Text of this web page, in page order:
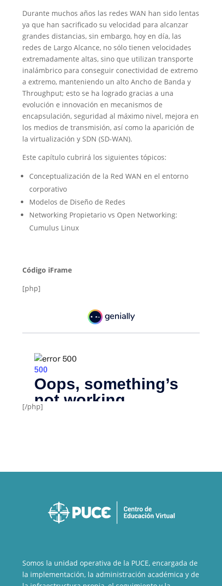
Durante muchos años las redes WAN han sido lentas
ya que han sacrificado su velocidad para alcanzar
grandes distancias, sin embargo, hoy en día, las
redes de Largo Alcance, no sólo tienen velocidades
extremadamente altas, sino que utilizan transporte
inalámbrico para conseguir conectividad de extremo
a extremo, manteniendo un alto Ancho de Banda y
Throughput; esto se ha logrado gracias a una
evolución e innovación en mecanismos de
encapsulación, seguridad al máximo nivel, mejora en
los medios de transmisión, así como la aparición de
la virtualización y SDN (SD-WAN).
Este capítulo cubrirá los siguientes tópicos:
Conceptualización de la Red WAN en el entorno
corporativo
Modelos de Diseño de Redes
Networking Propietario vs Open Networking:
Cumulus Linux
Código iFrame
[php]
[/php]
Somos la unidad operativa de la PUCE, encargada de
la implementación, la administración académica y de